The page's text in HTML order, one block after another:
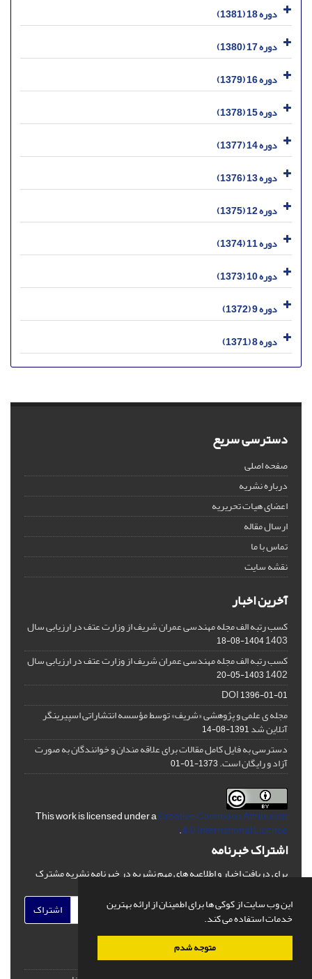
این وب سایت از کوکی ها برای اطمینان از ارائه بهترین
خدمات استفاده می کند.
متوجه شدم
دوره 18 (1381)
دوره 17 (1380)
دوره 16 (1379)
دوره 15 (1378)
دوره 14 (1377)
دوره 13 (1376)
دوره 12 (1375)
دوره 11 (1374)
دوره 10 (1373)
دوره 9 (1372)
دوره 8 (1371)
دسترسی سریع
صفحه اصلی
درباره نشریه
اعضای هیات تحریریه
ارسال مقاله
تماس با ما
نقشه سایت
آخرین اخبار
کسب رتبه الف مجله مهندسی عمران شریف از وزارت عتف در ارزیابی سال
1403
1404-08-18
کسب رتبه الف مجله مهندسی عمران شریف از وزارت عتف در ارزیابی سال
1402
1403-05-20
DOI1396-01-01
مجله ی علمی و پژوهشی «شریف» توسط مؤسسه انتشاراتی اسپیرینگر
آنلاین شد1391-08-14
دسترسی به فایل کامل مقالات برای علاقه مندان و خوانندگان به صورت
آزاد و رایگان است.1373-01-01
This work is licensed under aCreative Commons Attribution
4.0 International License
.
اشتراک خبرنامه
برای دریافت اخبار و اطلاعیه های مهم نشریه در خبرنامه نشریه مشترک
اشتراک